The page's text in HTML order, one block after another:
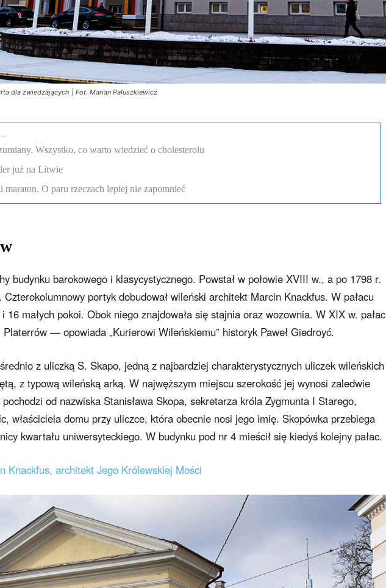
dla zwiedzających | Fot. Marian Paluszkiewicz
Wszystko, co warto wiedzieć o cholesterolu
już na Litwie
O paru rzeczach lepiej nie zapomnieć
budynku barokowego i klasycystycznego. Powstał w połowie XVIII w., a po 1798 r.
Czterokolumnowy portyk dobudował wileński architekt Marcin Knackfus. W pałacu
16 małych pokoi. Obok niego znajdowała się stajnia oraz wozownia. W XIX w. pałac
Platerrów — opowiada „Kurierowi Wileńskiemu” historyk Paweł Giedroyć.
z uliczką S. Skapo, jedną z najbardziej charakterystycznych uliczek wileńskich
z typową wileńską arką. W najwęższym miejscu szerokość jej wynosi zaledwie
od nazwiska Stanisława Skopa, sekretarza króla Zygmunta I Starego,
właściciela domu przy uliczce, która obecnie nosi jego imię. Skopówka przebiega
kwartału uniwersyteckiego. W budynku pod nr 4 mieścił się kiedyś kolejny pałac.
Knackfus, architekt Jego Królewskiej Mości